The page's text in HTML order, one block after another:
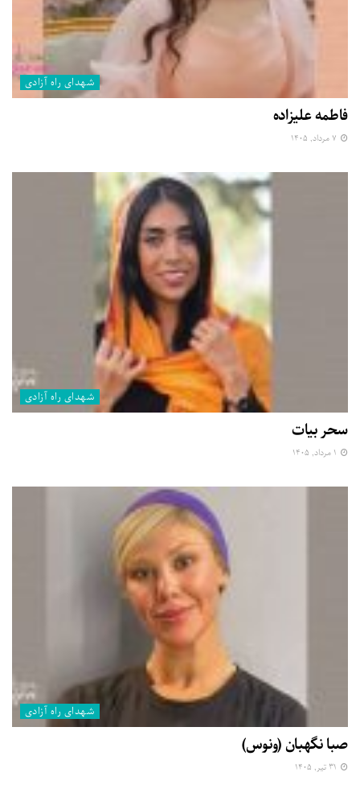
شهدای راه آزادی
فاطمه علیزاده
شهدای راه آزادی
سحر بیات
شهدای راه آزادی
صبا نگهبان (ونوس)